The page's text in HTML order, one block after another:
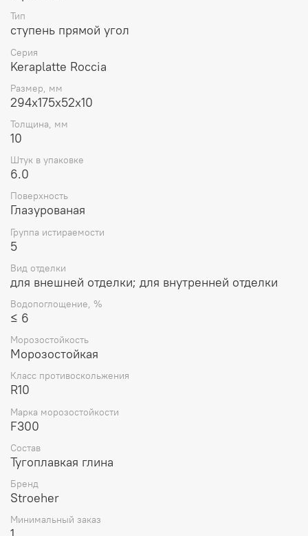
Тип
ступень прямой угол
Серия
Keraplatte Roccia
Размер, мм
294x175x52x10
Толщина, мм
10
Штук в упаковке
6.0
Поверхность
Глазурованая
Группа истираемости
5
Вид отделки
для внешней отделки; для внутренней отделки
Водопоглощение, %
≤ 6
Морозостойкость
Морозостойкая
Класс противоскольжения
R10
Марка морозостойкости
F300
Состав
Тугоплавкая глина
Бренд
Stroeher
Минимальный заказ